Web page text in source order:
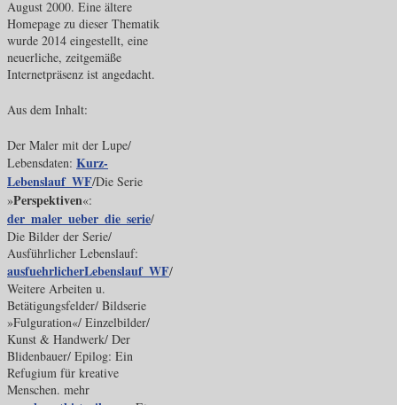
August 2000. Eine ältere
Homepage zu dieser Thematik
wurde 2014 eingestellt, eine
neuerliche, zeitgemäße
Internetpräsenz ist angedacht.
Aus dem Inhalt:
Der Maler mit der Lupe/
Lebensdaten: Kurz-
Lebenslauf_WF/Die Serie
»Perspektiven«:
der_maler_ueber_die_serie/
Die Bilder der Serie/
Ausführlicher Lebenslauf:
ausfuehrlicherLebenslauf_WF/
Weitere Arbeiten u.
Betätigungsfelder/ Bildserie
»Fulguration«/ Einzelbilder/
Kunst & Handwerk/ Der
Blidenbauer/ Epilog: Ein
Refugium für kreative
Menschen. mehr